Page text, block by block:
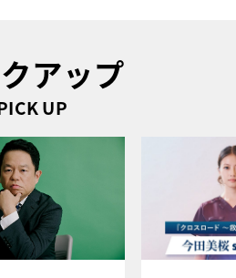
アップ
UP